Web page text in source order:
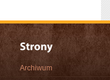
Archiwum